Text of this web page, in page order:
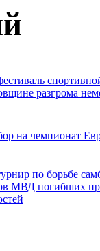
разгрома
на чемпионат
по борьбе
МВД погибших